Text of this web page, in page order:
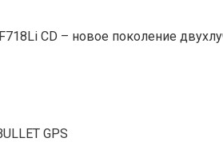
CD – новое поколение
GPS